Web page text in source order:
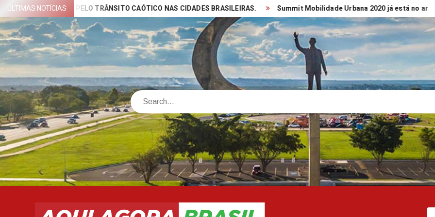
Skip
to
content
ÚLTIMAS NOTÍCIAS
PROVOCADAS PELO TRÂNSITO CAÓTICO NAS CIDADES BRASILEIRAS. Summit Mobilidade Urbana 2020 já está no ar
Search